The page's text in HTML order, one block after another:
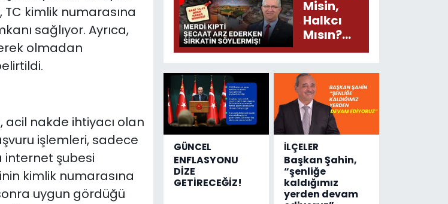
kimlik numarasına
sağlıyor. Ayrıca,
olmadan
acil nakde ihtiyacı olan
işlemleri, sadece
şubesi
kimlik numarasına
uygun gördüğü
Misin,
Halkcı
Mısın?
Merdi
Şecaat
Arz
Ederken
Sirkatin
Söylermiş!
GÜNCEL
ENFLASYONU
DİZE
GETİRECEĞİZ!
İLÇELER
Başkan Şahin,
“şenliğe
kaldığımız
yerden devam